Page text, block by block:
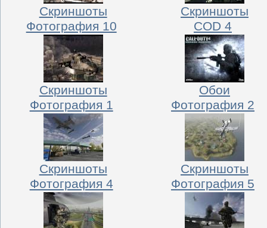
Скриншоты
Скриншоты
Фотография 10
Скриншоты
COD 4
Обои
Фотография 1
Скриншоты
Фотография 2
Скриншоты
Фотография 4
Фотография 5